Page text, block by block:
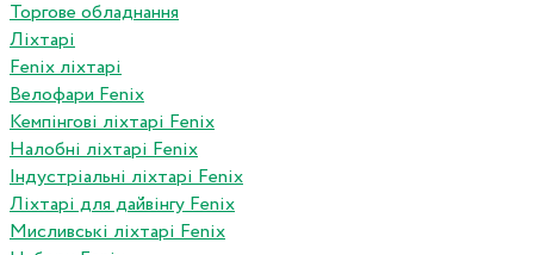
Торгове обладнання
Ліхтарі
Fenix ліхтарі
Велофари Fenix
Кемпінгові ліхтарі Fenix
Налобні ліхтарі Fenix
Індустріальні ліхтарі Fenix
Ліхтарі для дайвінгу Fenix
Мисливські ліхтарі Fenix